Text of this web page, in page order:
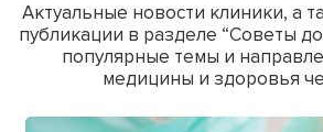
Актуальные новости клиники, а
публикации в разделе “Советы
популярные темы и
медицины и здоровья